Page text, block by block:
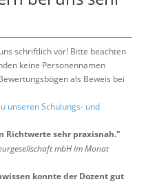
schriftlich vor! Bitte beachten
keine Personennamen
als Beweis bei
unseren Schulungs- und
Richtwerte sehr praxisnah."
mbH im Monat
konnte der Dozent gut